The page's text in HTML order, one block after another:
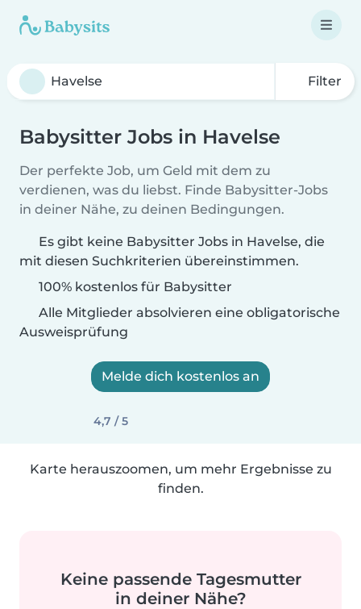
Filter
Babysitter Jobs in Havelse
Der perfekte Job, um Geld mit dem zu
verdienen, was du liebst. Finde Babysitter-Jobs
in deiner Nähe, zu deinen Bedingungen.
Es gibt keine Babysitter Jobs in Havelse, die
mit diesen Suchkriterien übereinstimmen.
100% kostenlos für Babysitter
Alle Mitglieder absolvieren eine obligatorische
Ausweisprüfung
Melde dich kostenlos an
4,7 / 5
Karte herauszoomen, um mehr Ergebnisse zu
finden.
Keine passende Tagesmutter
in deiner Nähe?